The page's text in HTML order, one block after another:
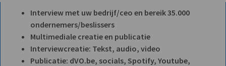
Interview met uw bedrijf/ceo en bereik 35.000
ondernemers/beslissers
Multimediale creatie en publicatie
Interviewcreatie: Tekst, audio, video
Publicatie: dVO.be, socials, Spotify, Youtube,